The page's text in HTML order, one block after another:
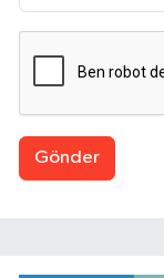
Gönder